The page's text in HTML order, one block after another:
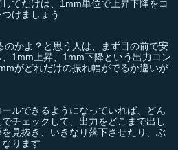
てだけは、1mm単位で上昇下降をコ
けましょう
のかよ？と思う人は、まず目の前で安
1mm上昇、1mm下降という出力コン
がどれだけの振れ幅がでるか違いが
ルできるようになっていれば、どん
チェックして、出力をどこまで出し
見抜き、いきなり落下させたり、ぶ
ります